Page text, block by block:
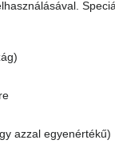
azzal egyenértékű)